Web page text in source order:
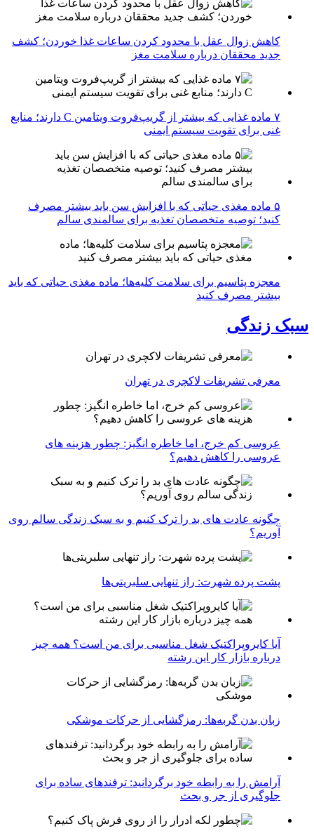
کاهش زوال عقل با محدود کردن ساعات غذا خوردن؛ کشف
جدید محققان درباره سلامت مغز
۷ ماده غذایی که بیشتر از گریپ‌فروت ویتامین C دارند؛ منابع
غنی برای تقویت سیستم ایمنی
۵ ماده مغذی حیاتی که با افزایش سن باید بیشتر مصرف
کنید؛ توصیه متخصصان تغذیه برای سالمندی سالم
معجزه پتاسیم برای سلامت کلیه‌ها؛ ماده مغذی حیاتی که باید
بیشتر مصرف کنید
سبک زندگی
معرفی تشریفات لاکچری در تهران
عروسی کم خرج، اما خاطره انگیز: چطور هزینه های
عروسی را کاهش دهیم؟
چگونه عادت‌ های بد را ترک کنیم و به سبک زندگی سالم روی
آوریم؟
پشت پرده شهرت: راز تنهایی سلبریتی‌ها
آیا کایروپراکتیک شغل مناسبی برای من است؟ همه چیز
درباره بازار کار این رشته
زبان بدن گربه‌ها: رمزگشایی از حرکات موشکی
آرامش را به رابطه خود برگردانید: ترفندهای ساده برای
جلوگیری از جر و بحث